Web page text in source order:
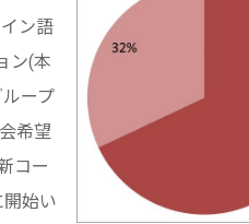
ン語
ン(本
ープ
希望
コー
始い